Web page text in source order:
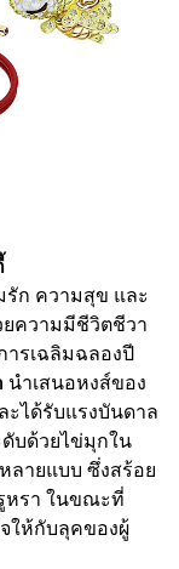
ก ความสุข และ
ความมีชีวิตชีวา
ารเฉลิมฉลองปี
ำเสนอหงส์ของ
ได้รับแรงบันดาล
บด้วยไข่มุกใน
ลายแบบ ซึ่งสร้อย
หรา ในขณะที่
ให้กับลุคของผู้